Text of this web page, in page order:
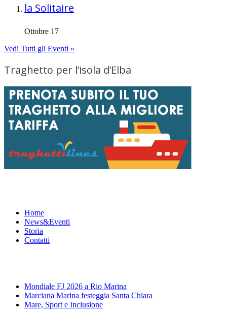
la Solitaire
Ottobre 17
Vedi Tutti gli Eventi »
Traghetto per l’isola d’Elba
Home
News&Eventi
Storia
Contatti
Mondiale FJ 2026 a Rio Marina
Marciana Marina festeggia Santa Chiara
Mare, Sport e Inclusione